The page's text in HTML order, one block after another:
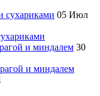
05 Июл
30
и миндалем